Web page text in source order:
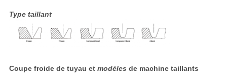
Type taillant
Coupe froide de tuyau et modèlesde machine taillants